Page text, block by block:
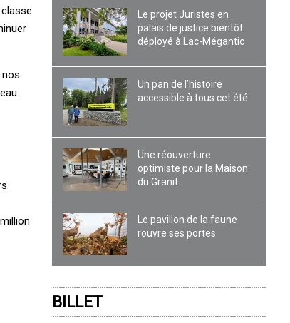
Le projet Juristes en
palais de justice bientôt
déployé à Lac-Mégantic
Un pan de l’histoire
accessible à tous cet été
Une réouverture
optimiste pour la Maison
du Granit
Le pavillon de la faune
rouvre ses portes
BILLET